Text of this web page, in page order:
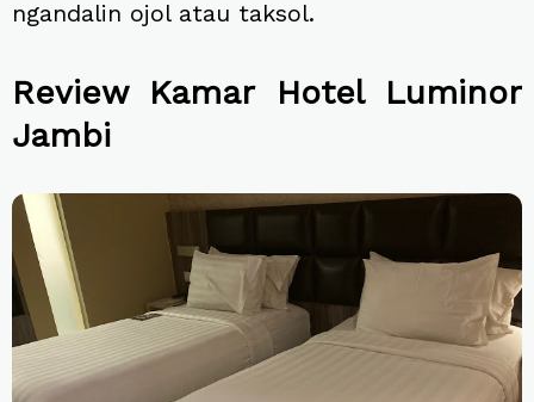
ngandalin ojol atau taksol.
Review Kamar Hotel Luminor
Jambi